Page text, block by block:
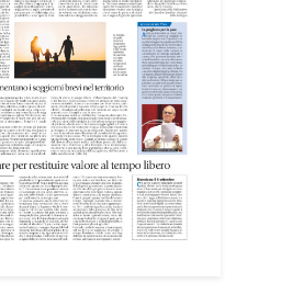
per migranti, dove
anche alla cura degli
«Prendersi cura degli
favorire accoglienza e
Alessandro Adimari.
anche i seminaristi,
agli anziani della
Cristo Re.